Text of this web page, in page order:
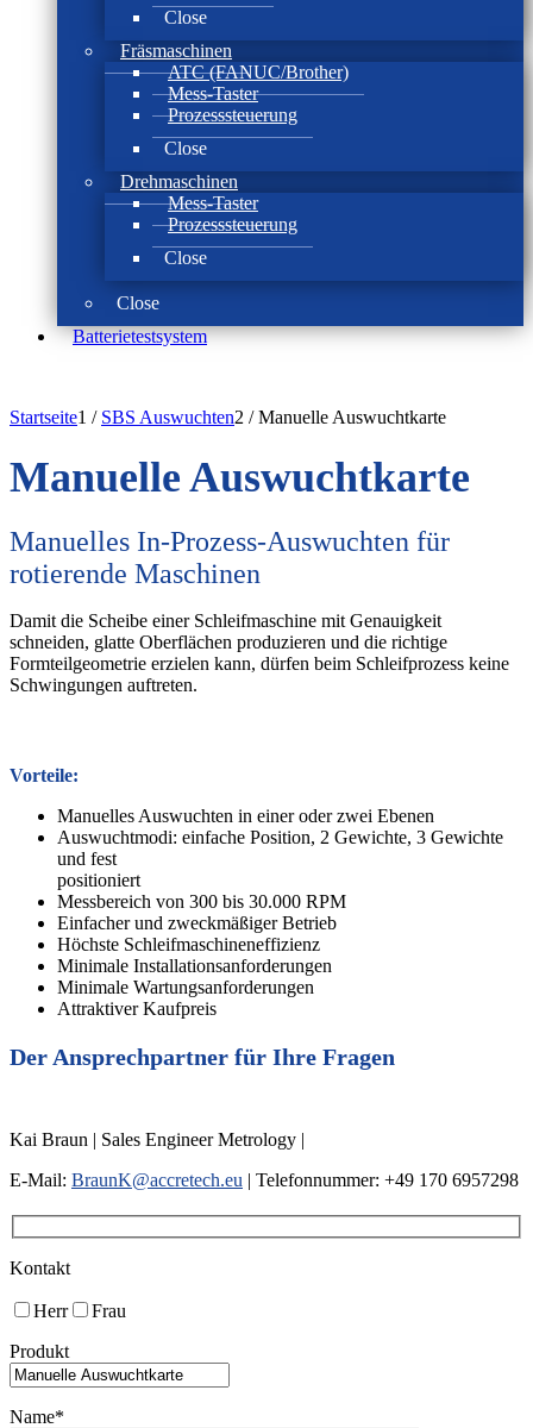
Close
Fräsmaschinen
ATC (FANUC/Brother)
Mess-Taster
Prozesssteuerung
Close
Drehmaschinen
Mess-Taster
Prozesssteuerung
Close
Close
Batterie­test­system
Startseite1 / SBS Auswuchten2 / Manuelle Auswuchtkarte
Manuelle Auswuchtkarte
Manuelles In-Prozess-Auswuchten für
rotierende Maschinen
Damit die Scheibe einer Schleifmaschine mit Genauigkeit
schneiden, glatte Oberflächen produzieren und die richtige
Formteilgeometrie erzielen kann, dürfen beim Schleifprozess keine
Schwingungen auftreten.
Vorteile:
Manuelles Auswuchten in einer oder zwei Ebenen
Auswuchtmodi: einfache Position, 2 Gewichte, 3 Gewichte
und fest
positioniert
Messbereich von 300 bis 30.000 RPM
Einfacher und zweckmäßiger Betrieb
Höchste Schleifmaschineneffizienz
Minimale Installationsanforderungen
Minimale Wartungsanforderungen
Attraktiver Kaufpreis
Der Ansprechpartner für Ihre Fragen
Kai Braun | Sales Engineer Metrology |
E-Mail: BraunK@accretech.eu | Telefonnummer: +49 170 6957298
Kontakt
Herr
Frau
Produkt
Name*